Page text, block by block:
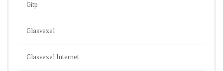
Gitp
Glasvezel
Glasvezel Internet